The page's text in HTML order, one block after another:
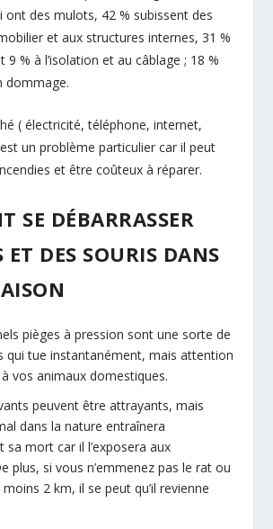
ont des mulots, 42 % subissent des
et aux structures internes, 31 %
9 % à l’isolation et au câblage ; 18 %
dommage.
( électricité, téléphone, internet,
un problème particulier car il peut
et être coûteux à réparer.
SE DÉBARRASSER
ET DES SOURIS DANS
pièges à pression sont une sorte de
qui tue instantanément, mais attention
vos animaux domestiques.
peuvent être attrayants, mais
dans la nature entraînera
sa mort car il l’exposera aux
plus, si vous n’emmenez pas le rat ou
2 km, il se peut qu’il revienne